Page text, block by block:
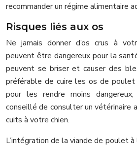
recommander un régime alimentaire
Risques liés aux os
Ne jamais donner d’os crus à
peuvent être dangereux pour la
peuvent se briser et causer des
préférable de cuire les os de poulet
pour les rendre moins
conseillé de consulter un vétérinaire
cuits à votre chien.
L’intégration de la viande de poulet